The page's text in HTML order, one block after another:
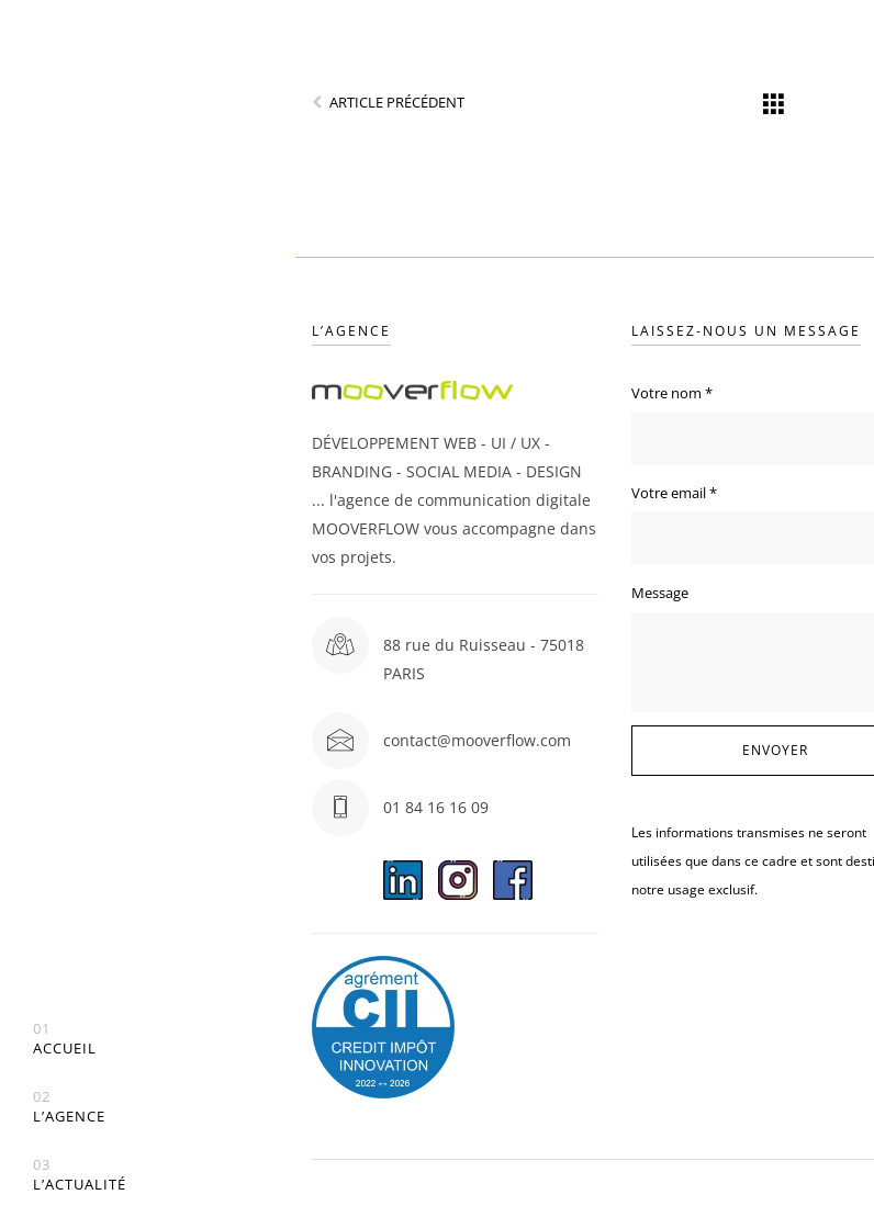
01
ACCUEIL
02
L’AGENCE
03
L’ACTUALITÉ
ARTICLE PRÉCÉDENT
L’AGENCE
DÉVELOPPEMENT WEB - UI / UX -
BRANDING - SOCIAL MEDIA - DESIGN
... l'agence de communication digitale
MOOVERFLOW vous accompagne dans
vos projets.
88 rue du Ruisseau - 75018
PARIS
contact@mooverflow.com
01 84 16 16 09
LAISSEZ-NOUS UN MESSAGE
Votre nom *
Votre email*
Message
Les informations transmises ne seront
utilisées que dans ce cadre et sont
notre usage exclusif.